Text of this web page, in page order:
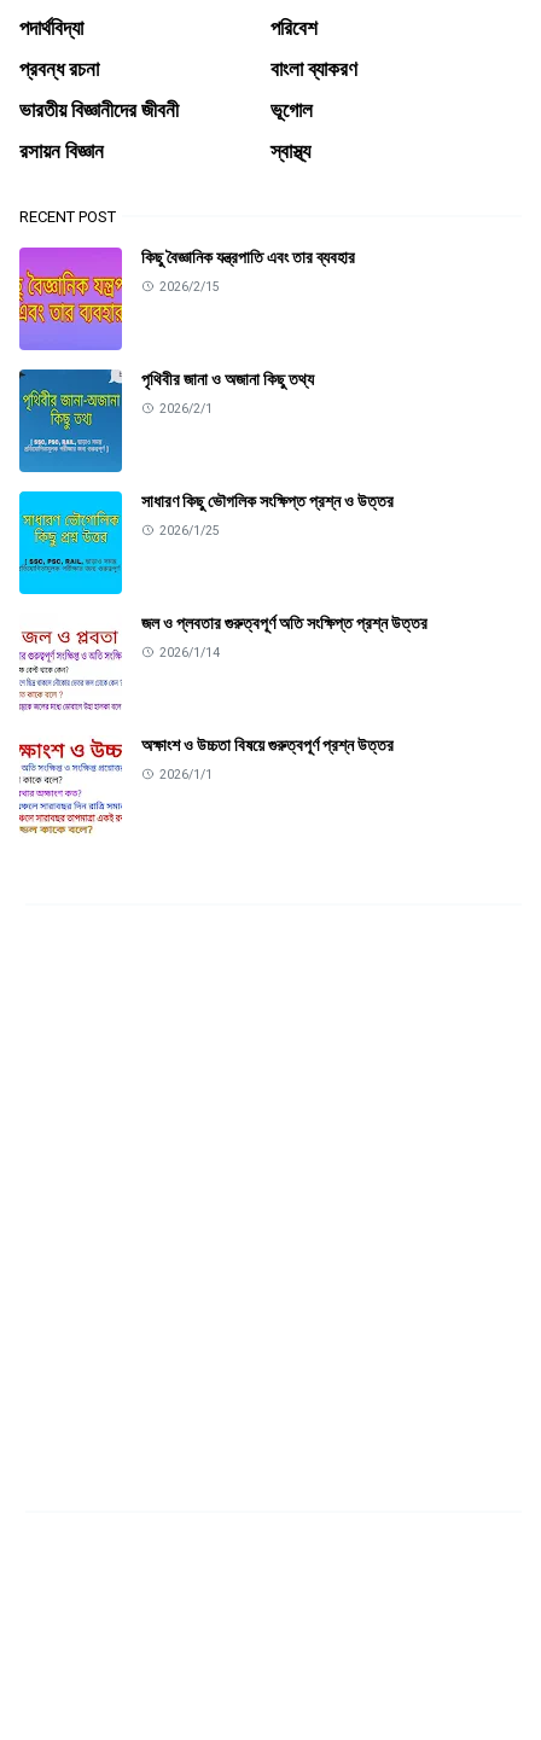
পদার্থবিদ্যা
পরিবেশ
প্রবন্ধ রচনা
বাংলা ব্যাকরণ
ভারতীয় বিজ্ঞানীদের জীবনী
ভূগোল
রসায়ন বিজ্ঞান
স্বাস্থ্য
RECENT POST
কিছু বৈজ্ঞানিক যন্ত্রপাতি এবং তার ব্যবহার
2026/2/15
পৃথিবীর জানা ও অজানা কিছু তথ্য
2026/2/1
সাধারণ কিছু ভৌগলিক সংক্ষিপ্ত প্রশ্ন ও উত্তর
2026/1/25
জল ও প্লবতার গুরুত্বপূর্ণ অতি সংক্ষিপ্ত প্রশ্ন উত্তর
2026/1/14
অক্ষাংশ ও উচ্চতা বিষয়ে গুরুত্বপূর্ণ প্রশ্ন উত্তর
2026/1/1